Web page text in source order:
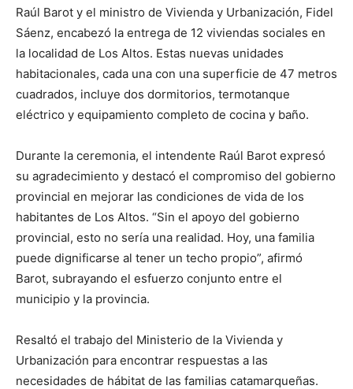
Raúl Barot y el ministro de Vivienda y Urbanización, Fidel
Sáenz, encabezó la entrega de 12 viviendas sociales en
la localidad de Los Altos. Estas nuevas unidades
habitacionales, cada una con una superficie de 47 metros
cuadrados, incluye dos dormitorios, termotanque
eléctrico y equipamiento completo de cocina y baño.
Durante la ceremonia, el intendente Raúl Barot expresó
su agradecimiento y destacó el compromiso del gobierno
provincial en mejorar las condiciones de vida de los
habitantes de Los Altos. “Sin el apoyo del gobierno
provincial, esto no sería una realidad. Hoy, una familia
puede dignificarse al tener un techo propio”, afirmó
Barot, subrayando el esfuerzo conjunto entre el
municipio y la provincia.
Resaltó el trabajo del Ministerio de la Vivienda y
Urbanización para encontrar respuestas a las
necesidades de hábitat de las familias catamarqueñas.